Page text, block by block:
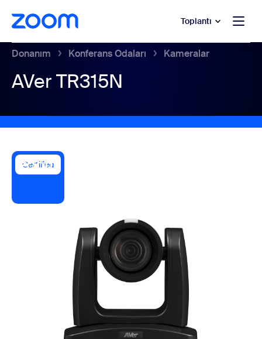
içeriğe atla
yardımına atla Toplantı
Donanım Konferans Odaları Kameralar
AVer TR315N
Certified